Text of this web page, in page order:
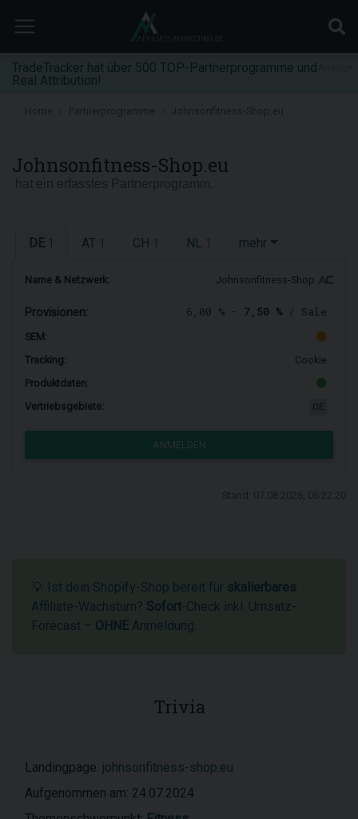
TradeTracker hat über 500 TOP-Partnerprogramme und
Real Attribution!
Home Partnerprogramme
Johnsonfitness-Shop.eu
DE AT CH NL mehr
Name & Netzwerk: Johnsonfitness-Shop
Provisionen: 6,00 % - 7,50 % / Sale
SEM:
Tracking:
Cookie
Produktdaten:
Vertriebsgebiete:
ANMELDEN
💡 Ist dein Shopify-Shop bereit für skalierbares
Affiliate-Wachstum? Sofort-Check inkl. Umsatz-
Forecast – OHNE Anmeldung.
Trivia
Landingpage: johnsonfitness-shop.eu
Aufgenommen am: 24.07.2024